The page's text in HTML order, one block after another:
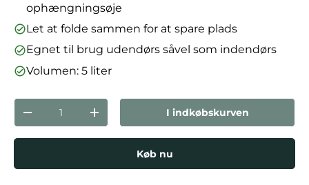
ophængningsøje
Let at folde sammen for at spare plads
Egnet til brug udendørs såvel som indendørs
Volumen: 5 liter
Antal
Reducer mængdenForøg mængdenI indkøbskurven
Køb nu